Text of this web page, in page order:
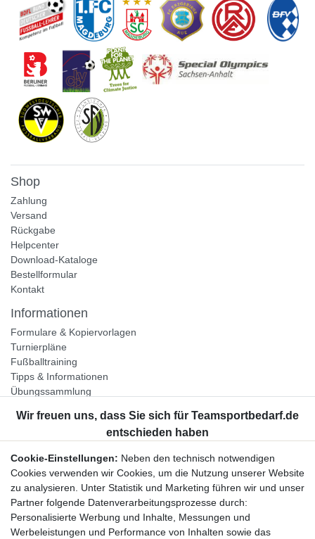
Shop
Zahlung
Versand
Rückgabe
Helpcenter
Download-Kataloge
Bestellformular
Kontakt
Informationen
Formulare & Kopiervorlagen
Turnierpläne
Fußballtraining
Tipps & Informationen
Übungssammlung
Unternehmen
Widerrufsrecht
Bestellung widerrufen
Datenschutzerklärung
AGB
Cookie-Einstellungen: Neben den technisch notwendigen
Cookies verwenden wir Cookies, um die Nutzung unserer Website
zu analysieren. Unter Statistik und Marketing führen wir und unser
Partner folgende Datenverarbeitungsprozesse durch:
Personalisierte Werbung und Inhalte, Messungen und
Werbeleistungen und Performance von Inhalten sowie das